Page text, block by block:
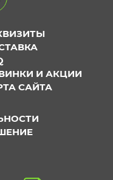
И АКЦИИ
САЙТА